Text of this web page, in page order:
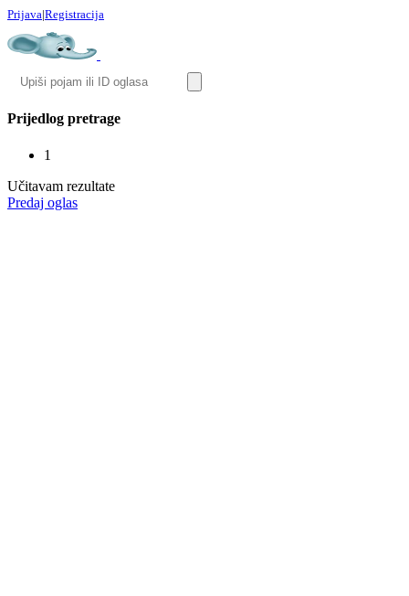
Prijava|Registracija
Prijedlog pretrage
1
Učitavam rezultate
Predaj oglas